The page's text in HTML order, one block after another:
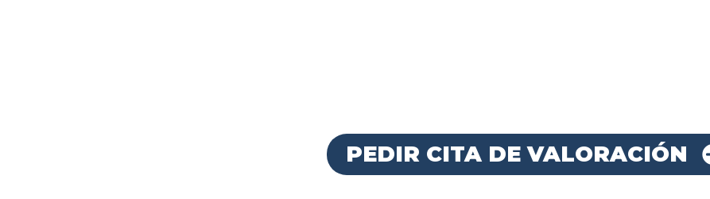
PEDIR CITA DE VALORACIÓN